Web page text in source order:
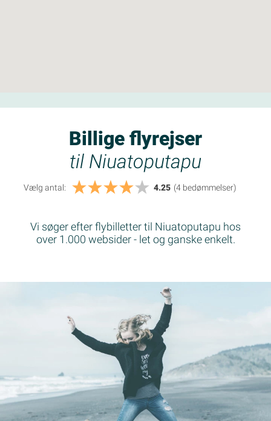
Billige flyrejser
til Niuatoputapu
Vælg antal: 4.25 (4 bedømmelser)
Vi søger efter flybilletter til Niuatoputapu hos
over 1.000 websider - let og ganske enkelt.